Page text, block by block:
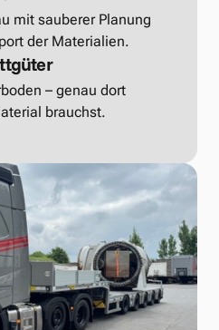
mit sauberer Planung
der Materialien.
– genau dort
brauchst.